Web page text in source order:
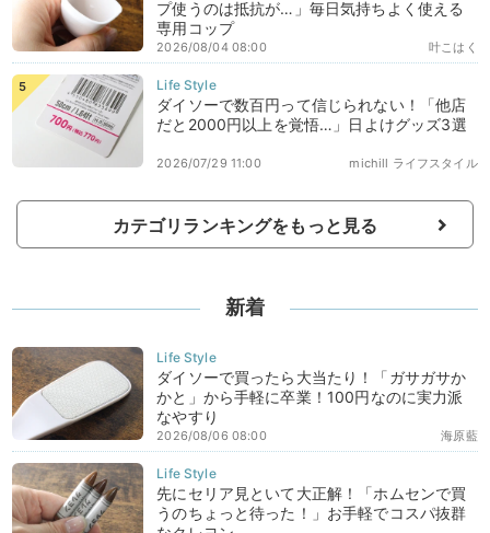
プ使うのは抵抗が…」毎日気持ちよく使える
専用コップ
叶こはく
2026/08/04 08:00
ダイソーで数百円って信じられない！「他店
だと2000円以上を覚悟…」日よけグッズ3選
michill ライフスタイル
2026/07/29 11:00
カテゴリランキングをもっと見る
新着
ダイソーで買ったら大当たり！「ガサガサか
かと」から手軽に卒業！100円なのに実力派
なやすり
海原藍
2026/08/06 08:00
先にセリア見といて大正解！「ホムセンで買
うのちょっと待った！」お手軽でコスパ抜群